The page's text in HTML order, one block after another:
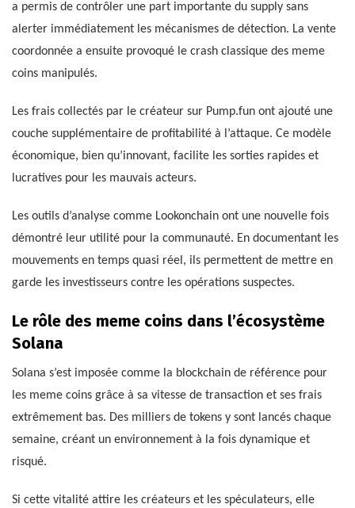
a permis de contrôler une part importante du supply sans
alerter immédiatement les mécanismes de détection. La vente
coordonnée a ensuite provoqué le crash classique des meme
coins manipulés.
Les frais collectés par le créateur sur Pump.fun ont ajouté une
couche supplémentaire de profitabilité à l’attaque. Ce modèle
économique, bien qu’innovant, facilite les sorties rapides et
lucratives pour les mauvais acteurs.
Les outils d’analyse comme Lookonchain ont une nouvelle fois
démontré leur utilité pour la communauté. En documentant les
mouvements en temps quasi réel, ils permettent de mettre en
garde les investisseurs contre les opérations suspectes.
Le rôle des meme coins dans l’écosystème
Solana
Solana s’est imposée comme la blockchain de référence pour
les meme coins grâce à sa vitesse de transaction et ses frais
extrêmement bas. Des milliers de tokens y sont lancés chaque
semaine, créant un environnement à la fois dynamique et
risqué.
Si cette vitalité attire les créateurs et les spéculateurs, elle